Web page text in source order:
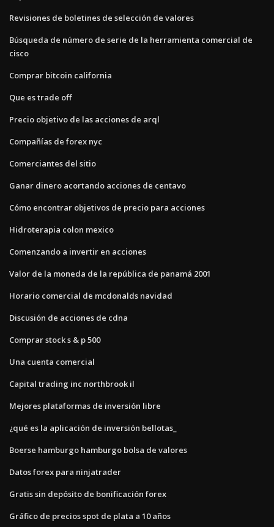
Revisiones de boletines de selección de valores
Búsqueda de número de serie de la herramienta comercial de
cisco
Comprar bitcoin california
Que es trade off
Precio objetivo de las acciones de arql
Compañías de forex nyc
Comerciantes del sitio
Ganar dinero acortando acciones de centavo
Cómo encontrar objetivos de precio para acciones
Hidroterapia colon mexico
Comenzando a invertir en acciones
Valor de la moneda de la república de panamá 2001
Horario comercial de mcdonalds navidad
Discusión de acciones de cdna
Comprar stock s & p 500
Una cuenta comercial
Capital trading inc northbrook il
Mejores plataformas de inversión libre
¿qué es la aplicación de inversión bellotas_
Boerse hamburgo hamburgo bolsa de valores
Datos forex para ninjatrader
Gratis sin depósito de bonificación forex
Gráfico de precios spot de plata a 10 años